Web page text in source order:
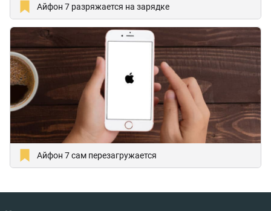
Айфон 7 разряжается на зарядке
Айфон 7 сам перезагружается